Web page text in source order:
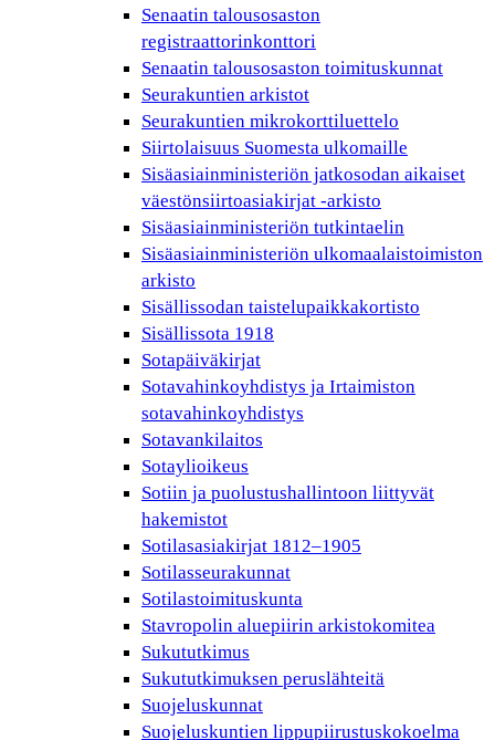
Senaatin talousosaston
registraattorinkonttori
Senaatin talousosaston toimituskunnat
Seurakuntien arkistot
Seurakuntien mikrokorttiluettelo
Siirtolaisuus Suomesta ulkomaille
Sisäasiainministeriön jatkosodan aikaiset
väestönsiirtoasiakirjat -arkisto
Sisäasiainministeriön tutkintaelin
Sisäasiainministeriön ulkomaalaistoimiston
arkisto
Sisällissodan taistelupaikkakortisto
Sisällissota 1918
Sotapäiväkirjat
Sotavahinkoyhdistys ja Irtaimiston
sotavahinkoyhdistys
Sotavankilaitos
Sotaylioikeus
Sotiin ja puolustushallintoon liittyvät
hakemistot
Sotilasasiakirjat 1812–1905
Sotilasseurakunnat
Sotilastoimituskunta
Stavropolin aluepiirin arkistokomitea
Sukututkimus
Sukututkimuksen peruslähteitä
Suojeluskunnat
Suojeluskuntien lippupiirustuskokoelma